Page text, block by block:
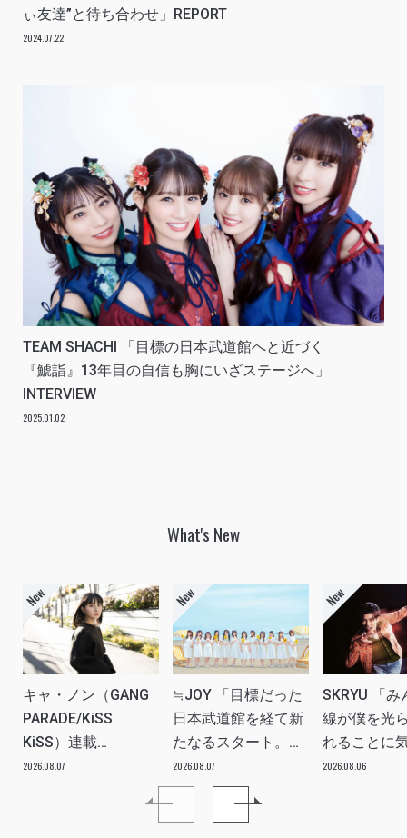
ぃ友達”と待ち合わせ」REPORT
2024.07.22
TEAM SHACHI 「目標の日本武道館へと近づく
『鯱詣』13年目の自信も胸にいざステージへ」
INTERVIEW
2025.01.02
What's New
キャ・ノン（GANG
PARADE/KiSS
KiSS）連載
vol.113「読者からの
質問”のんちゃんはラ
2026.08.07
≒JOY 「目標だった
日本武道館を経て新
たなるスタート。
≒JOYにしかない魅
力を磨いていきた
2026.08.07
SKRYU 「み
線が僕を光
れることに
た」
2026.08.06